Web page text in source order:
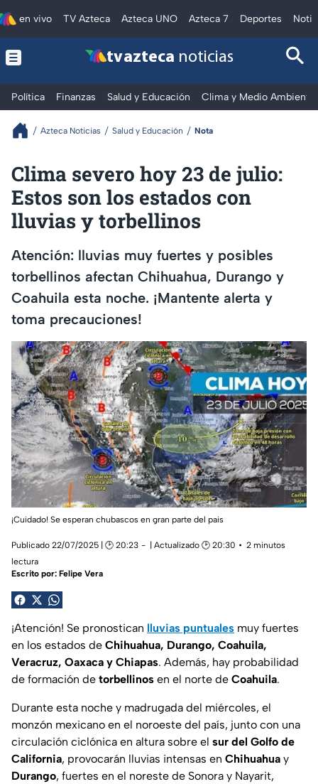
en vivo TV Azteca Azteca UNO Azteca 7 Deportes
tv azteca noticias
Política Finanzas Salud y Educación Clima y Medio Ambiente
Azteca Noticias Salud y Educación Nota
Clima severo hoy 23 de julio:
Estos son los estados con
lluvias y torbellinos
Atención: lluvias muy fuertes y posibles
torbellinos afectan Chihuahua, Durango y
Coahuila esta noche. ¡Mantente alerta y
toma precauciones!
¡Cuidado! Se esperan chubascos en gran parte del pais
Publicado 22/07/2025 | 🕑 20:23 | Actualizado 🕑 20:30
2 minutos
lectura
Escrito por: Felipe Vera
¡Atención! Se pronostican lluvias puntuales muy fuertes
en los estados de Chihuahua, Durango, Coahuila,
Veracruz, Oaxaca y Chiapas. Además, hay probabilidad
de formación de torbellinos en el norte de Coahuila.
Durante esta noche y madrugada del miércoles, el
monzón mexicano en el noroeste del país, junto con una
circulación ciclónica en altura sobre el sur del Golfo de
California, provocarán lluvias intensas en Chihuahua y
Durango, fuertes en el noreste de Sonora y Nayarit,